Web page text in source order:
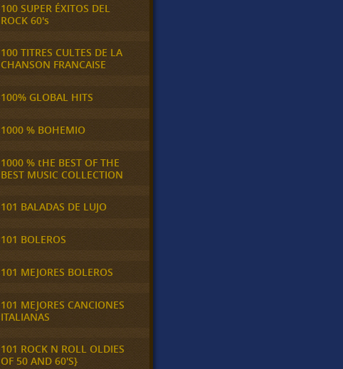
100 SUPER ÉXITOS DEL
ROCK 60's
100 TITRES CULTES DE LA
CHANSON FRANCAISE
100% GLOBAL HITS
1000 % BOHEMIO
1000 % tHE BEST OF THE
BEST MUSIC COLLECTION
101 BALADAS DE LUJO
101 BOLEROS
101 MEJORES BOLEROS
101 MEJORES CANCIONES
ITALIANAS
101 ROCK N ROLL OLDIES
OF 50 AND 60'S}